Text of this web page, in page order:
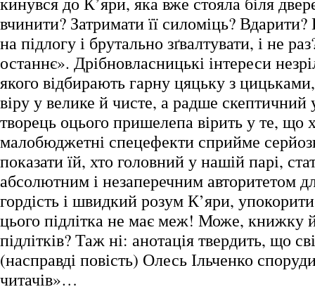
вчинити? Затримати її силоміць?
на підлогу і брутально зґвалтувати, і не
останнє». Дрібновласницькі інтереси
якого відбирають гарну цяцьку з
віру у велике й чисте, а радше скептичний
творець оцього пришелепа вірить у те, що
малобюджетні спецефекти сприйме
показати їй, хто головний у нашій парі,
абсолютним і незаперечним авторитетом
гордість і швидкий розум К’яри,
цього підлітка не має меж! Може, книжку
підлітків? Таж ні: анотація твердить, що
(насправді повість) Олесь Ільченко
читачів»…